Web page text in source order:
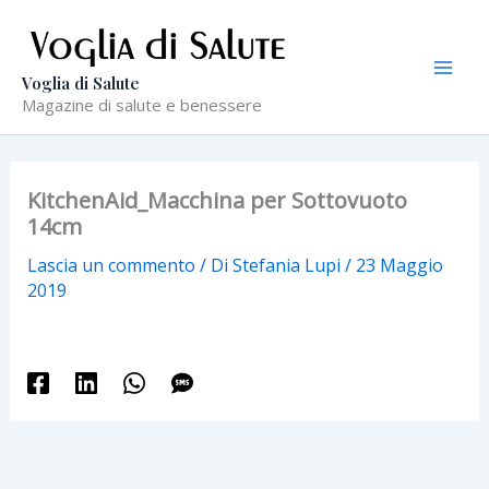
contenuto
Voglia di Salute
Magazine di salute e benessere
KitchenAid_Macchina per Sottovuoto
14cm
Lascia un commento / Di Stefania Lupi / 23 Maggio
2019